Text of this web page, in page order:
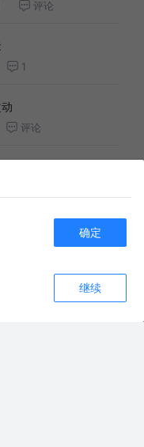
评论
1
评论
与三亚两座城市是种怎样
。#火车 #铁路 #抖音精选
确定
继续